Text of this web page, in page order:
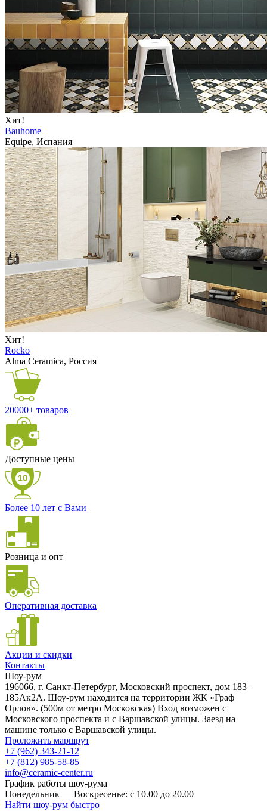
Хит!
Bauhome
Equipe, Испания
Хит!
Rocko
Alma Ceramica, Россия
20000+ товаров
Доступные цены
Более 10 лет с Вами
Розница и опт
Оперативная доставка
Акции и скидки
Контакты
Шоу-рум
196066, г. Санкт-Петербург, Московский проспект, дом 183–
185Ак2А. Шоу-рум находится на территории ЖК «Граф
Орлов». (500м от метро Московская) Вход возможен с
Московского проспекта и с Варшавской улицы. Заезд на
машине только с Варшавской улицы.
Проложить маршрут
+7 (962) 343-21-12
+7 (812) 985-58-85
info@ceramic-center.ru
График работы шоу-рума
Понедельник — Воскресенье: с 10.00 до 20.00
Найти шоу-рум быстро